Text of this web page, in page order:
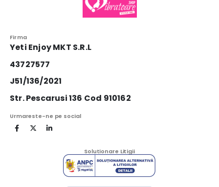
Firma
Yeti Enjoy MKT S.R.L
43727577
J51/136/2021
Str. Pescarusi 136 Cod 910162
Urmareste-ne pe social
Solutionare Litigii